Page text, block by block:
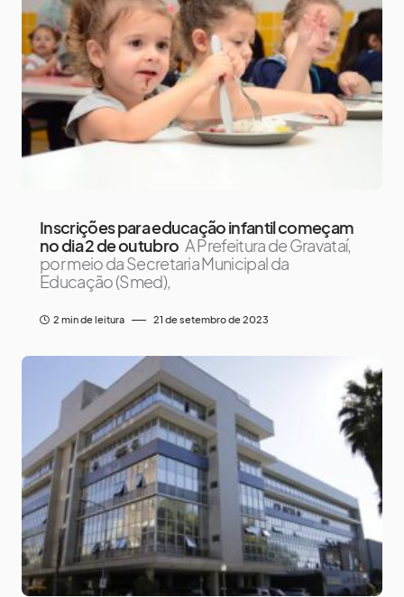
Inscrições para educação infantil começam
no dia 2 de outubro A Prefeitura de Gravataí,
por meio da Secretaria Municipal da
Educação (Smed),
2 min de leitura 21 de setembro de 2023